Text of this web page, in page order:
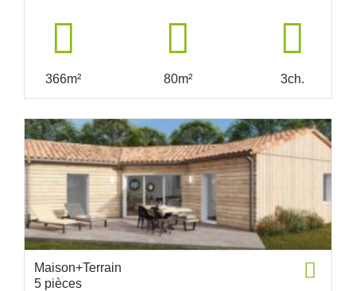
366m² 80m² 3ch.
Maison+Terrain
5 pièces